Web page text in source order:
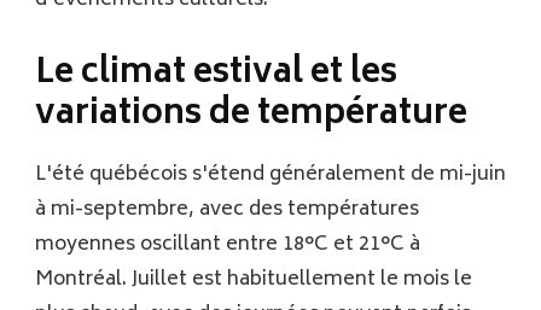
Le climat estival et les
variations de température
L'été québécois s'étend généralement de mi-juin
à mi-septembre, avec des températures
moyennes oscillant entre 18°C et 21°C à
Montréal. Juillet est habituellement le mois le